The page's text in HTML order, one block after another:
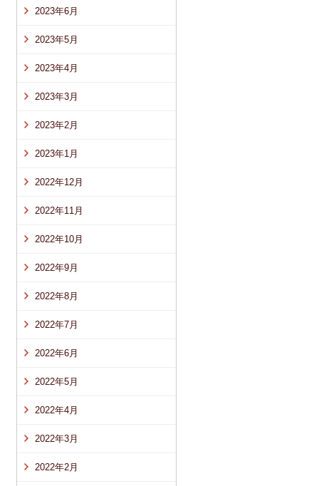
2023年6月
2023年5月
2023年4月
2023年3月
2023年2月
2023年1月
2022年12月
2022年11月
2022年10月
2022年9月
2022年8月
2022年7月
2022年6月
2022年5月
2022年4月
2022年3月
2022年2月